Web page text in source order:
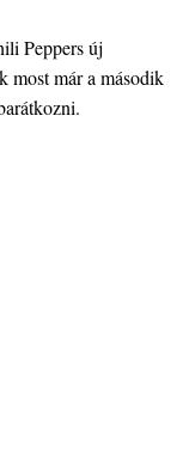
Peppers új
most már a második